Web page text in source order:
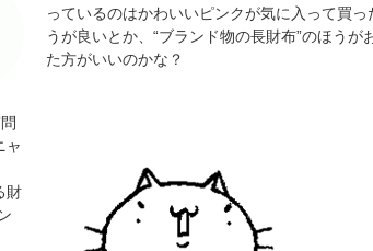
っているのはかわいいピンクが気に入って買
うが良いとか、“ブランド物の長財布”のほう
た方がいいのかな？
ャ
財